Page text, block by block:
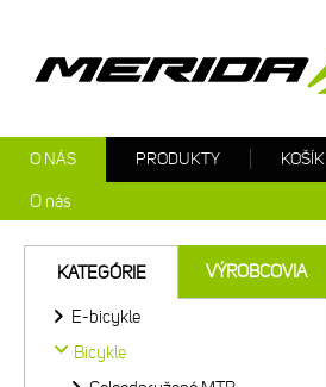
KATEGÓRIE VÝROBCOVIA
E-bicykle
Bicykle
O NÁS
O nás
PRODUKTY KOŠÍK